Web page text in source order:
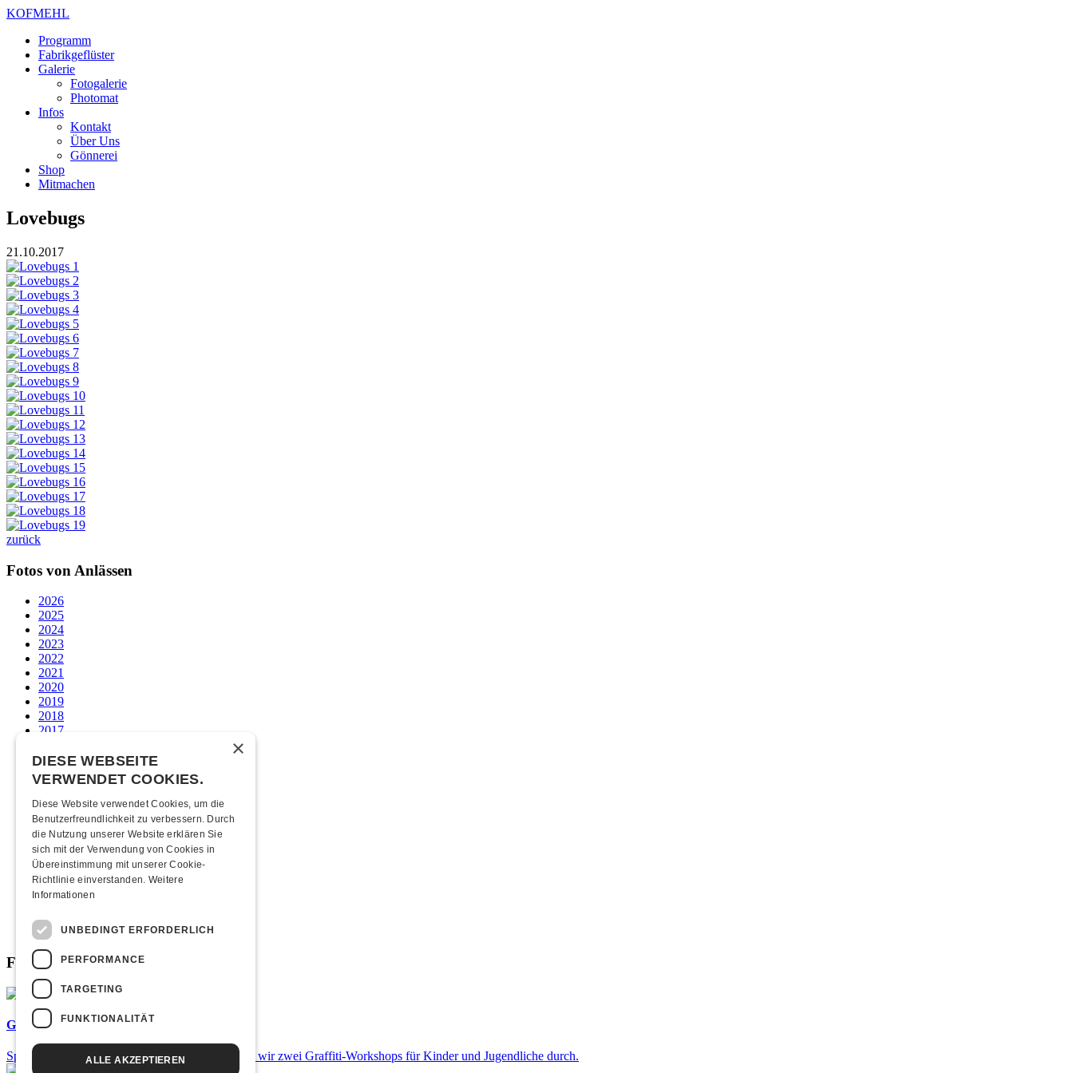
KOFMEHL
Programm
Fabrikgeflüster
Galerie
Fotogalerie
Photomat
Infos
Kontakt
Über Uns
Gönnerei
Shop
Mitmachen
Lovebugs
21.10.2017
zurück
Fotos von Anlässen
2026
2025
2024
2023
2022
2021
2020
2019
2018
2017
2015
2014
2013
2012
2011
2010
2009
2008
2007
2006
2005
2004
2003
Fabrikgeflüster
Graffiti-Workshops
Spray dein eigenes Graffiti! Im September führen wir zwei Graffiti-Workshops für Kinder und Jugendliche durch.
×
DIESE WEBSEITE
VERWENDET COOKIES.
Diese Website verwendet Cookies, um die
Benutzerfreundlichkeit zu verbessern. Durch
die Nutzung unserer Website erklären Sie
sich mit der Verwendung von Cookies in
Übereinstimmung mit unserer Cookie-
Richtlinie einverstanden. Weitere
Informationen
UNBEDINGT ERFORDERLICH
PERFORMANCE
TARGETING
FUNKTIONALITÄT
ALLE AKZEPTIEREN